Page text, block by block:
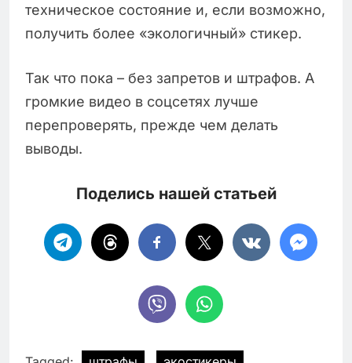
техническое состояние и, если возможно,
получить более «экологичный» стикер.
Так что пока – без запретов и штрафов. А
громкие видео в соцсетях лучше
перепроверять, прежде чем делать
выводы.
Поделись нашей статьей